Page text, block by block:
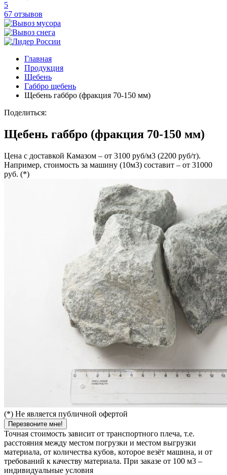
5
67 отзывов
Главная
Продукция
Щебень
Габбро щебень
Щебень габбро (фракция 70-150 мм)
Поделиться:
Щебень габбро (фракция 70-150 мм)
Цена с доставкой Камазом – от 3100 руб/м3 (2200 руб/т).
Например, стоимость за машину (10м3) составит – от 31000
руб. (*)
(*) Не является публичной офертой
Перезвоните мне!
Точная стоимость зависит от транспортного плеча, т.е.
расстояния между местом погрузки и местом выгрузки
материала, от количества кубов, которое везёт машина, и от
требований к качеству материала. При заказе от 100 м3 –
индивидуальные условия